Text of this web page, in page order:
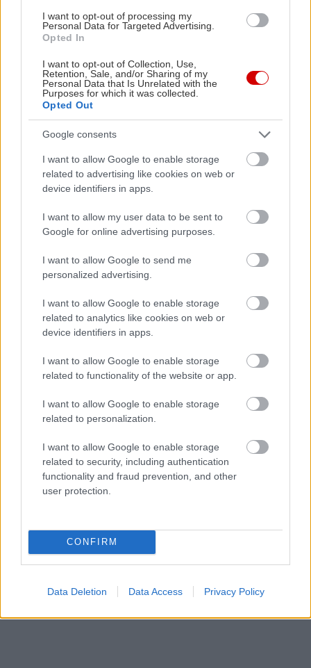
I want to opt-out of processing my
Personal Data for Targeted Advertising.
Opted In
I want to opt-out of Collection, Use,
Retention, Sale, and/or Sharing of my
Personal Data that Is Unrelated with the
Purposes for which it was collected.
Opted Out
Google consents
I want to allow Google to enable storage
related to advertising like cookies on web or
device identifiers in apps.
I want to allow my user data to be sent to
Google for online advertising purposes.
I want to allow Google to send me
personalized advertising.
I want to allow Google to enable storage
related to analytics like cookies on web or
device identifiers in apps.
I want to allow Google to enable storage
related to functionality of the website or app.
I want to allow Google to enable storage
related to personalization.
I want to allow Google to enable storage
related to security, including authentication
functionality and fraud prevention, and other
user protection.
CONFIRM
Data Deletion Data Access Privacy Policy
Η Ισπανία ενώ αγωνίζεται να προσελκύσει
νέους κανόνες από την ΕΕ
για να
ανάγκες
PODCASTS
«Εγώ είμαι η ανάπηρη, αυτοί είναι οι μ***ες» –